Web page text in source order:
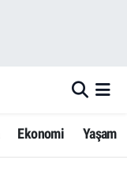
Ekonomi Yaşam